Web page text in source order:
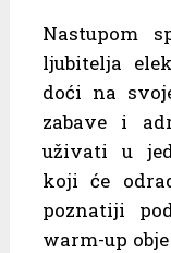
Nastupom
ljubitelja
doći na
zabave i
uživati u
koji će
poznatiji
warm-up